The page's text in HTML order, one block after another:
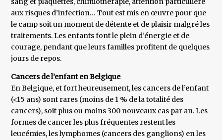
aux risques d’infection… Tout est mis en œuvre pour que
le camp soit un moment de détente et de plaisir malgré les
traitements. Les enfants font le plein d’énergie et de
courage, pendant que leurs familles profitent de quelques
jours de repos.
Cancers de l’enfant en Belgique
En Belgique, et fort heureusement, les cancers de l’enfant
(<15 ans) sont rares (moins de 1 % de la totalité des
cancers), soit plus ou moins 300 nouveaux cas par an. Les
formes de cancer les plus fréquentes restent les
leucémies, les lymphomes (cancers des ganglions) en les